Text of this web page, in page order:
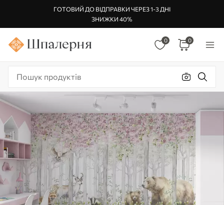
ГОТОВИЙ ДО ВІДПРАВКИ ЧЕРЕЗ 1-3 ДНІ
ЗНИЖКИ 40%
0 0